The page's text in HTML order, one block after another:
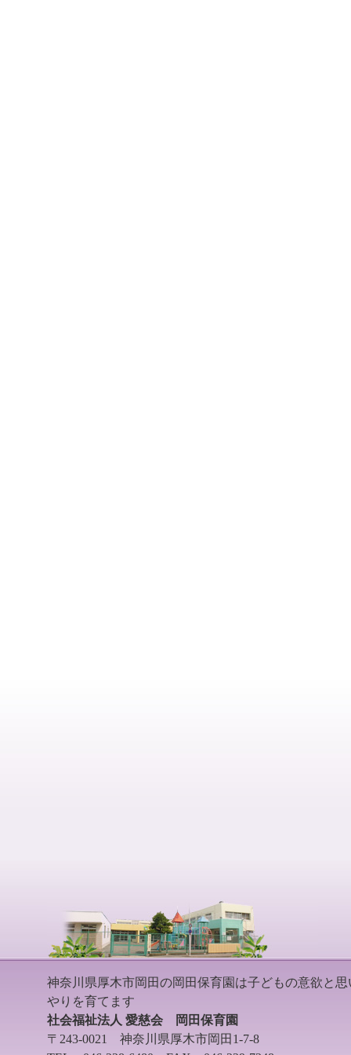
神奈川県厚木市岡田の岡田保育園は子どもの意欲と思
やりを育てます
社会福祉法人 愛慈会 岡田保育園
〒243-0021 神奈川県厚木市岡田1-7-8